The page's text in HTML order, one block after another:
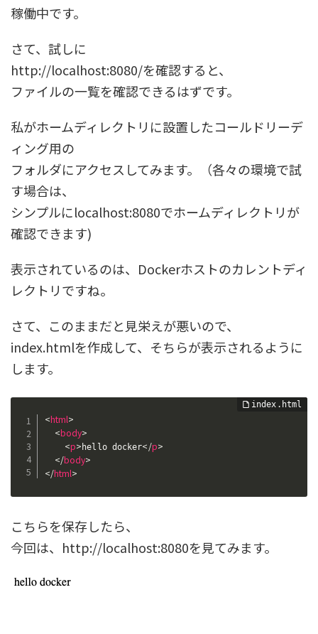
稼働中です。
さて、試しに
http://localhost:8080/を確認すると、
ファイルの一覧を確認できるはずです。
私がホームディレクトリに設置したコールドリーデ
ィング用の
フォルダにアクセスしてみます。（各々の環境で試
す場合は、
シンプルにlocalhost:8080でホームディレクトリが
確認できます)
表示されているのは、Dockerホストのカレントディ
レクトリですね。
さて、このままだと見栄えが悪いので、
index.htmlを作成して、そちらが表示されるように
します。
<html>
<body>
<p> hello docker</p>
</body>
</html>
こちらを保存したら、
今回は、http://localhost:8080を見てみます。